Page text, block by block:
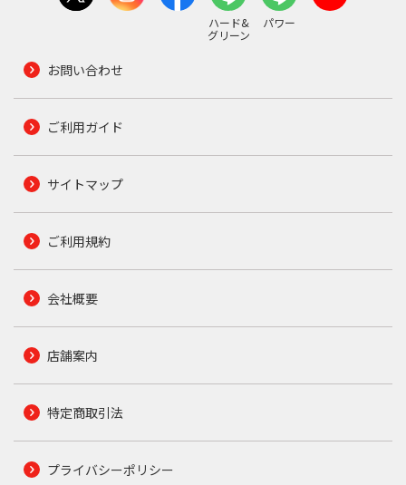
ハード&
グリーン
パワー
お問い合わせ
ご利用ガイド
サイトマップ
ご利用規約
会社概要
店舗案内
特定商取引法
プライバシーポリシー